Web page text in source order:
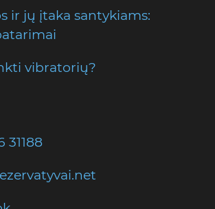
ir jų įtaka santykiams:
vibratorių?
31188